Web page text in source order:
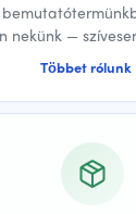
nekünk —
Többet rólunk